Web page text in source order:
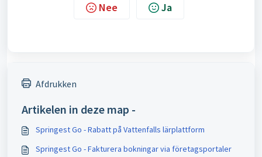
Nee Ja
Afdrukken
Artikelen in deze map -
Springest Go - Rabatt på Vattenfalls lärplattform
Springest Go - Fakturera bokningar via företagsportaler